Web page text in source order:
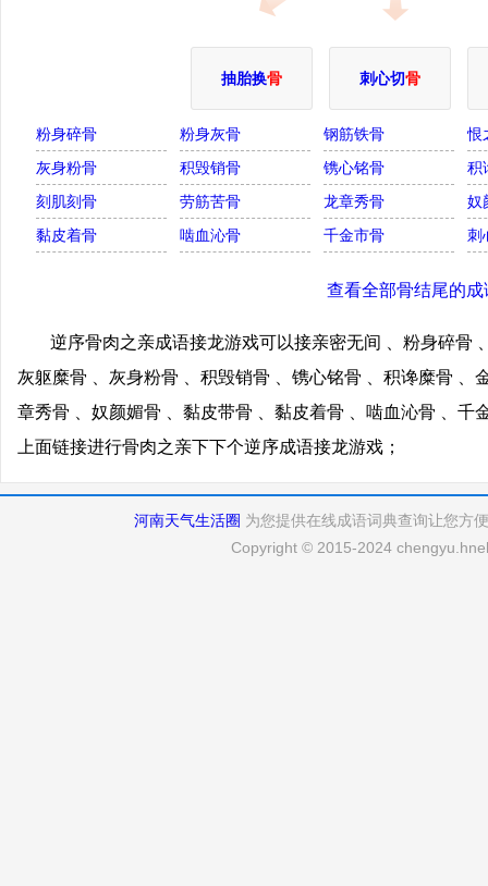
抽胎换骨 刺心切骨
粉身碎骨 粉身灰骨 钢筋铁骨
恨
灰身粉骨
积毁销骨 镌心铭骨
积
刻肌刻骨
劳筋苦骨 龙章秀骨
奴
黏皮着骨
啮血沁骨 千金市骨 刺
查看全部骨结尾的成
逆序骨肉之亲成语接龙游戏可以接亲密无间 、粉身碎骨
灰躯糜骨 、灰身粉骨 、积毁销骨 、镌心铭骨 、积谗糜骨 、
章秀骨 、奴颜媚骨 、黏皮带骨 、黏皮着骨 、啮血沁骨 、千
上面链接进行骨肉之亲下下个逆序成语接龙游戏；
河南天气生活圈 为您提供在线成语词典查询让您方
Copyright © 2015-2024